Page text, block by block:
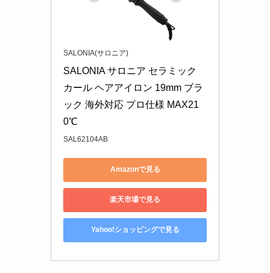
SALONIA(サロニア)
SALONIA サロニア セラミック
カール ヘアアイロン 19mm ブラ
ック 海外対応 プロ仕様 MAX21
0℃
SAL62104AB
Amazonで見る
楽天市場で見る
Yahoo!ショッピングで見る